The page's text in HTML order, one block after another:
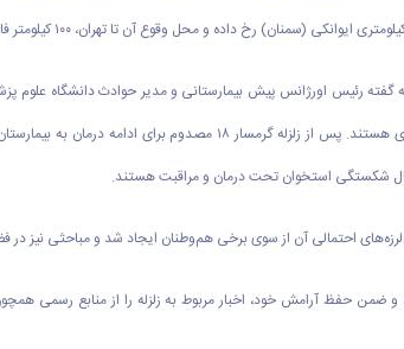
رئیس اورژانس پیش بیمارستانی و مدیر حوادث دانشگاه علوم
لحظه تنظیم خبر) به ۲۴ نفر رسید که شمار زیادی از مصدومان دچار تنش عصبی شده بودند و اکنون
احتمالی آن از سوی برخی هم‌وطنان ایجاد شد و مباحثی نیز
ضمن حفظ آرامش خود، اخبار مربوط به زلزله را از منابع رسمی